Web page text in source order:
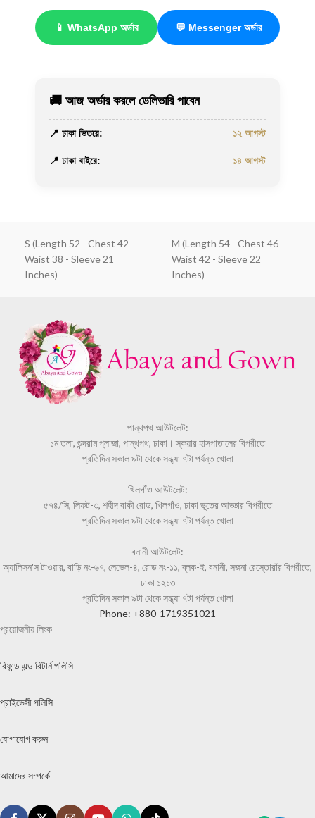
📱 WhatsApp অর্ডার 💬 Messenger অর্ডার
🚚 আজ অর্ডার করলে ডেলিভারি পাবেন
📍 ঢাকা ভিতরে: ১২ আগস্ট
📍 ঢাকা বাইরে: ১৪ আগস্ট
S (Length 52 - Chest 42 -
Waist 38 - Sleeve 21
Inches)
M (Length 54 - Chest 46 -
Waist 42 - Sleeve 22
Inches)
পান্থপথ আউটলেট:
১ম তলা, শুন্দরাম প্লাজা, পান্থপথ, ঢাকা। স্কয়ার হাসপাতালের বিপরীতে
প্রতিদিন সকাল ৯টা থেকে সন্ধ্যা ৭টা পর্যন্ত খোলা
খিলগাঁও আউটলেট:
৫৭৪/সি, লিফট-৩, শহীদ বাকী রোড, খিলগাঁও, ঢাকা ভূতের আড্ডার বিপরীতে
প্রতিদিন সকাল ৯টা থেকে সন্ধ্যা ৭টা পর্যন্ত খোলা
বনানী আউটলেট:
অ্যালিসন'স টাওয়ার, বাড়ি নং-৬৭, লেভেল-৪, রোড নং-১১, ব্লক-ই, বনানী, সজনা রেস্তোরাঁর বিপরীতে,
ঢাকা ১২১৩
প্রতিদিন সকাল ৯টা থেকে সন্ধ্যা ৭টা পর্যন্ত খোলা
Phone: +880-1719351021
প্রয়োজনীয় লিংক
রিফান্ড এন্ড রিটার্ন পলিসি
প্রাইভেসী পলিসি
যোগাযোগ করুন
আমাদের সম্পর্কে